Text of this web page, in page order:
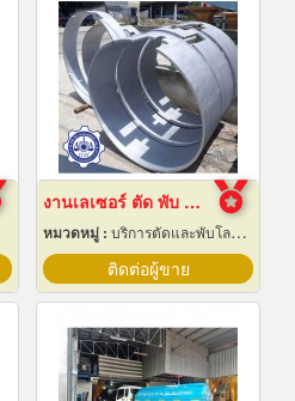
งานเลเซอร์ ตัด พับ ม้วนโลหะ นครปฐม
หมวดหมู่ : บริการตัดและพับโลหะด้วยเลเซอร์
ติดต่อผู้ขาย